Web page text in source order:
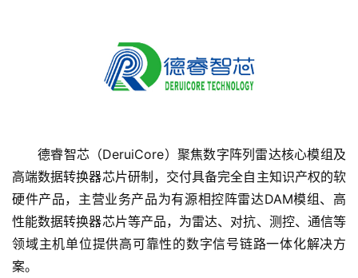
页
融
资
报
德睿智芯（DeruiCore）聚焦数字阵列雷达核心模组及
高端数据转换器芯片研制，交付具备完全自主知识产权的软
硬件产品，主营业务产品为有源相控阵雷达DAM模组、高
性能数据转换器芯片等产品，为雷达、对抗、测控、通信等
领域主机单位提供高可靠性的数字信号链路一体化解决方
案。